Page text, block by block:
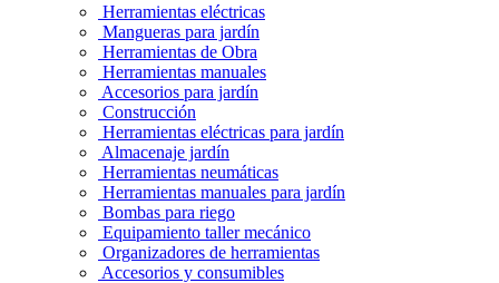
Herramientas eléctricas
Mangueras para jardín
Herramientas de Obra
Herramientas manuales
Accesorios para jardín
Construcción
Herramientas eléctricas para jardín
Almacenaje jardín
Herramientas neumáticas
Herramientas manuales para jardín
Bombas para riego
Equipamiento taller mecánico
Organizadores de herramientas
Accesorios y consumibles